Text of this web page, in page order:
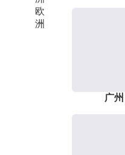
欧
洲
广州